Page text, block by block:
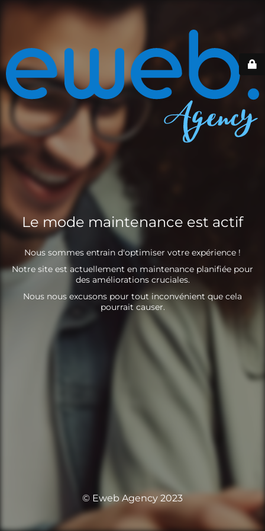
Le mode maintenance est actif
Nous sommes entrain d'optimiser votre expérience !
Notre site est actuellement en maintenance planifiée pour
des améliorations cruciales.
Nous nous excusons pour tout inconvénient que cela
pourrait causer.
© Eweb Agency 2023